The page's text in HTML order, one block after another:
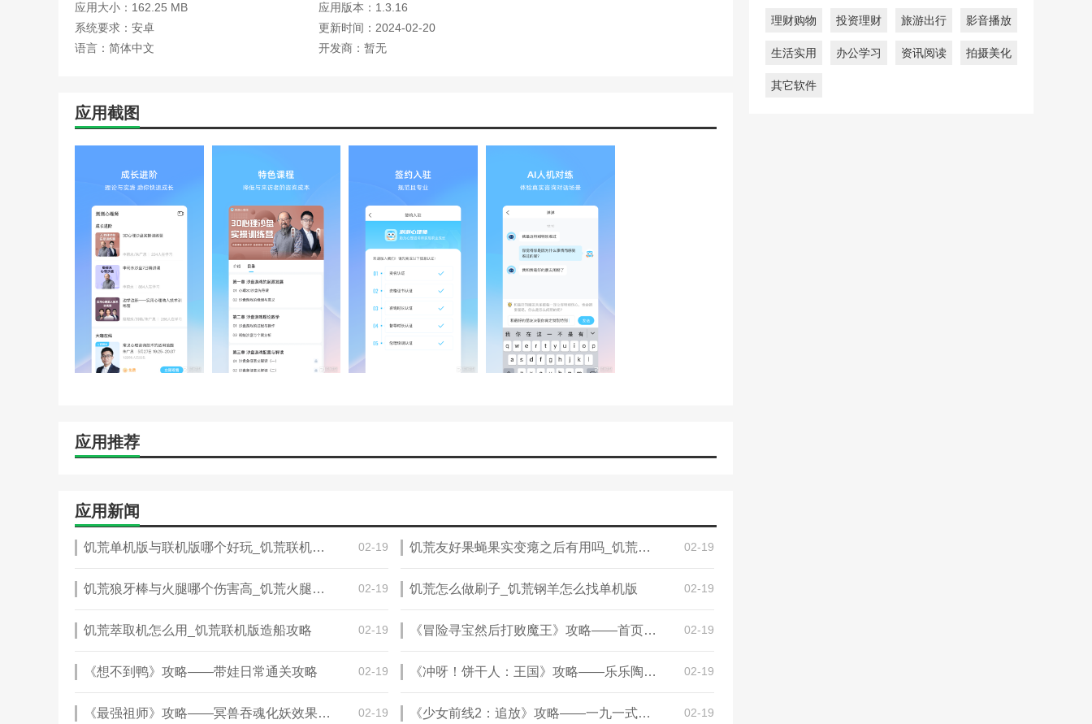
应用大小：162.25 MB
应用版本：1.3.16
系统要求：安卓
更新时间：2024-02-20
语言：简体中文
开发商：暂无
应用截图
应用推荐
应用新闻
饥荒单机版与联机版哪个好玩_饥荒联机版版本区别 02-19 饥荒友好果蝇果实变瘪之后有用吗_饥荒怎么打果蝇 02-19
饥荒狼牙棒与火腿哪个伤害高_饥荒火腿棒有什么用 02-19 饥荒怎么做刷子_饥荒钢羊怎么找单机版 02-19
饥荒萃取机怎么用_饥荒联机版造船攻略 02-19 《冒险寻宝然后打败魔王》攻略——首页NPC作用一览 02-19
《想不到鸭》攻略——带娃日常通关攻略 02-19 《冲呀！饼干人：王国》攻略——乐乐陶工坊生产所需材料一览 02-19
《最强祖师》攻略——冥兽吞魂化妖效果一览 02-19 《少女前线2：追放》攻略——一九一式图鉴一览 02-19
理财购物 投资理财 旅游出行 影音播放
生活实用 办公学习 资讯阅读 拍摄美化
其它软件